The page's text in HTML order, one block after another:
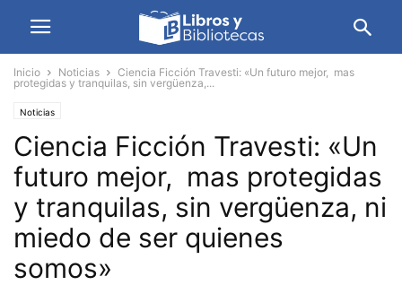
Inicio Noticias
Ciencia Ficción Travesti: «Un futuro mejor, mas
protegidas y tranquilas, sin vergüenza,...
Noticias
Ciencia Ficción Travesti: «Un
futuro mejor, mas protegidas
y tranquilas, sin vergüenza, ni
miedo de ser quienes
somos»